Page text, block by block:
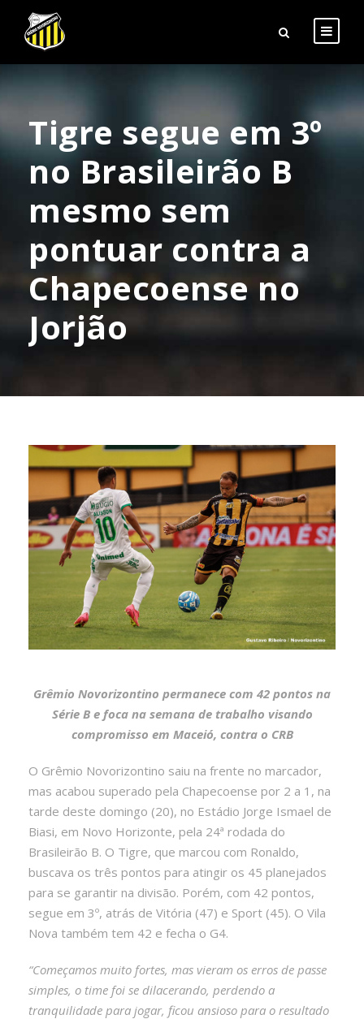
Tigre segue em 3º
no Brasileirão B
mesmo sem
pontuar contra a
Chapecoense no
Jorjão
Grêmio Novorizontino permanece com 42 pontos na
Série B e foca na semana de trabalho visando
compromisso em Maceió, contra o CRB
O Grêmio Novorizontino saiu na frente no marcador,
mas acabou superado pela Chapecoense por 2 a 1, na
tarde deste domingo (20), no Estádio Jorge Ismael de
Biasi, em Novo Horizonte, pela 24ª rodada do
Brasileirão B. O Tigre, que marcou com Ronaldo,
buscava os três pontos para atingir os 45 planejados
para se garantir na divisão. Porém, com 42 pontos,
segue em 3º, atrás de Vitória (47) e Sport (45). O Vila
Nova também tem 42 e fecha o G4.
“Começamos muito fortes, mas vieram os erros de passe
simples, o time foi se dilacerando, perdendo a
tranquilidade para jogar, ficou ansioso para o resultado